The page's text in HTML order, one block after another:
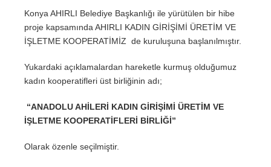
Konya AHIRLI Belediye Başkanlığı ile yürütülen bir hibe
proje kapsamında AHIRLI KADIN GİRİŞİMİ ÜRETİM VE
İŞLETME KOOPERATİMİZ de kuruluşuna başlanılmıştır.
Yukardaki açıklamalardan hareketle kurmuş olduğumuz
kadın kooperatifleri üst birliğinin adı;
“ANADOLU AHİLERİ KADIN GİRİŞİMİ ÜRETİM VE
İŞLETME KOOPERATİFLERİ BİRLİĞİ”
Olarak özenle seçilmiştir.